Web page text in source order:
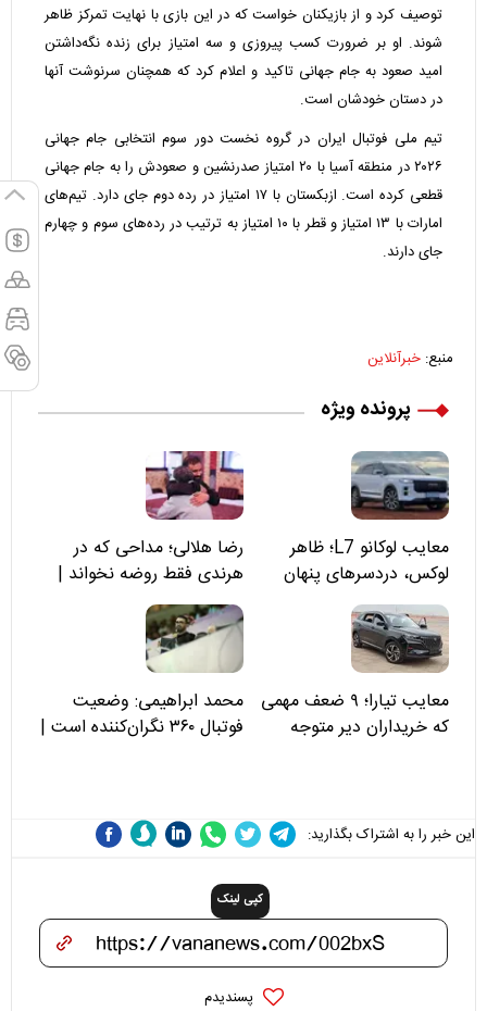
توصیف کرد و از بازیکنان خواست که در این بازی با نهایت تمرکز ظاهر
شوند. او بر ضرورت کسب پیروزی و سه امتیاز برای زنده نگه‌داشتن
امید صعود به جام جهانی تاکید و اعلام کرد که همچنان سرنوشت آنها
در دستان خودشان است.
تیم ملی فوتبال ایران در گروه نخست دور سوم انتخابی جام جهانی
۲۰۲۶ در منطقه آسیا با ۲۰ امتیاز صدرنشین و صعودش را به جام جهانی
قطعی کرده است. ازبکستان با ۱۷ امتیاز در رده دوم جای دارد. تیم‌های
امارات با ۱۳ امتیاز و قطر با ۱۰ امتیاز به ترتیب در رده‌های سوم و چهارم
جای دارند.
منبع: خبرآنلاین
پرونده ویژه
معایب لوکانو L7؛ ظاهر
لوکس، دردسرهای پنهان
رضا هلالی؛ مداحی که در
هرندی فقط روضه نخواند |
مسئولان «تکیه‌گاه آقا مرتضی
علی(ع)» را جدی‌تر ببینند
معایب تیارا؛ ۹ ضعف مهمی
که خریداران دیر متوجه
محمد ابراهیمی: وضعیت
فوتبال ۳۶۰ نگران‌کننده است |
این خبر را به اشتراک بگذارید:
کپی لینک
پسندیدم